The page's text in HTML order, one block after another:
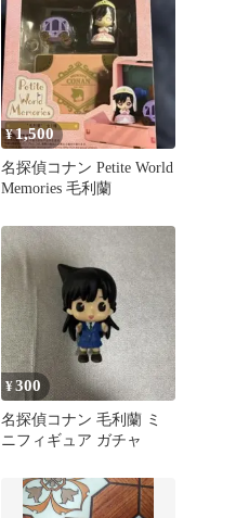
¥1,500
名探偵コナン Petite World
Memories 毛利蘭
¥300
名探偵コナン 毛利蘭 ミ
ニフィギュア ガチャ